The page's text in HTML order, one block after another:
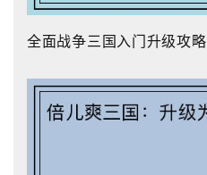
全面战争三国入门升级攻略